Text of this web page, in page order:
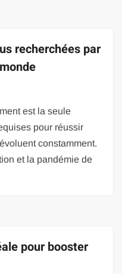
recherchées par
est la seule
pour réussir
constamment.
et la pandémie de
pour booster